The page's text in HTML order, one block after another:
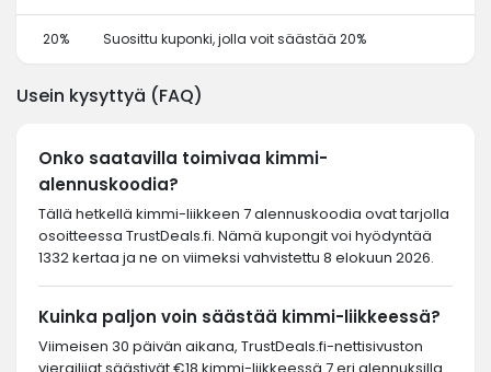
20% Suosittu kuponki, jolla voit säästää 20%
Usein kysyttyä (FAQ)
Onko saatavilla toimivaa kimmi-
alennuskoodia?
Tällä hetkellä kimmi-liikkeen 7 alennuskoodia ovat tarjolla
osoitteessa TrustDeals.fi. Nämä kupongit voi hyödyntää
1332 kertaa ja ne on viimeksi vahvistettu 8 elokuun 2026.
Kuinka paljon voin säästää kimmi-liikkeessä?
Viimeisen 30 päivän aikana, TrustDeals.fi-nettisivuston